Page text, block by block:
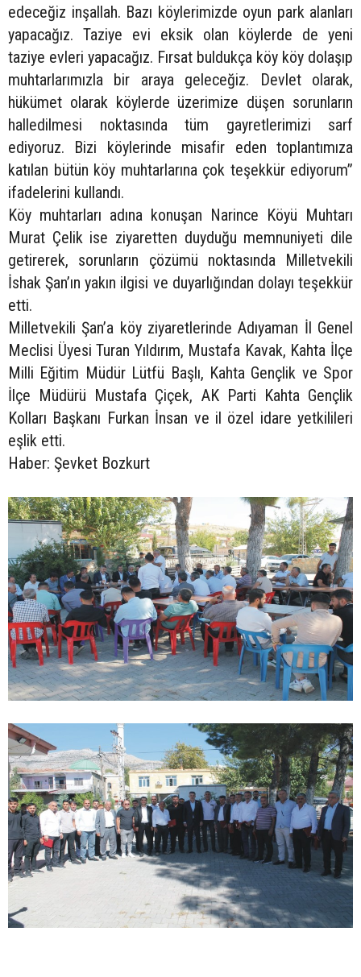
edeceğiz inşallah. Bazı köylerimizde oyun park alanları
yapacağız. Taziye evi eksik olan köylerde de yeni
taziye evleri yapacağız. Fırsat buldukça köy köy dolaşıp
muhtarlarımızla bir araya geleceğiz. Devlet olarak,
hükümet olarak köylerde üzerimize düşen sorunların
halledilmesi noktasında tüm gayretlerimizi sarf
ediyoruz. Bizi köylerinde misafir eden toplantımıza
katılan bütün köy muhtarlarına çok teşekkür ediyorum”
ifadelerini kullandı.
Köy muhtarları adına konuşan Narince Köyü Muhtarı
Murat Çelik ise ziyaretten duyduğu memnuniyeti dile
getirerek, sorunların çözümü noktasında Milletvekili
İshak Şan’ın yakın ilgisi ve duyarlığından dolayı teşekkür
etti.
Milletvekili Şan’a köy ziyaretlerinde Adıyaman İl Genel
Meclisi Üyesi Turan Yıldırım, Mustafa Kavak, Kahta İlçe
Milli Eğitim Müdür Lütfü Başlı, Kahta Gençlik ve Spor
İlçe Müdürü Mustafa Çiçek, AK Parti Kahta Gençlik
Kolları Başkanı Furkan İnsan ve il özel idare yetkilileri
eşlik etti.
Haber: Şevket Bozkurt